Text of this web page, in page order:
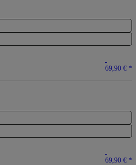
69,90 € *
69,90 € *